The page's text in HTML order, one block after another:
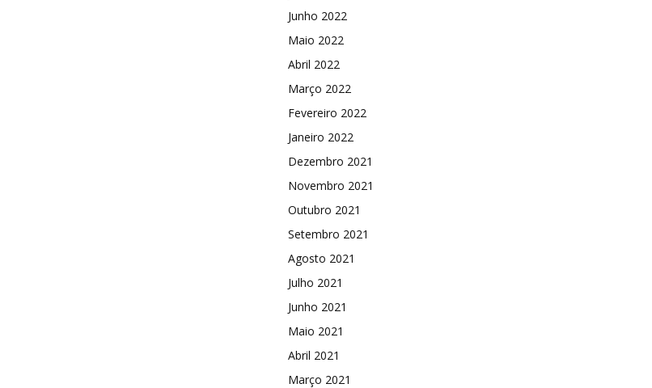
Junho 2022
Maio 2022
Abril 2022
Março 2022
Fevereiro 2022
Janeiro 2022
Dezembro 2021
Novembro 2021
Outubro 2021
Setembro 2021
Agosto 2021
Julho 2021
Junho 2021
Maio 2021
Abril 2021
Março 2021